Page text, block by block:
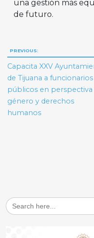
una gestión más
de futuro.
Navegación
de
entradas
PREVIOUS:
Capacita XXV
de Tijuana a funcionarios
públicos en perspectiva
género y derechos
humanos
Search
for: